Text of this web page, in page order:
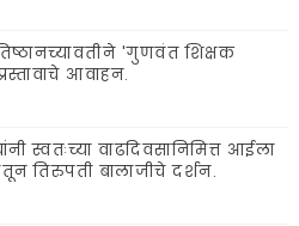
'गुणवंत शिक्षक
आवाहन.
स्वतःच्या वाढदिवसानिमित्त आईला
तिरुपती बालाजीचे दर्शन.